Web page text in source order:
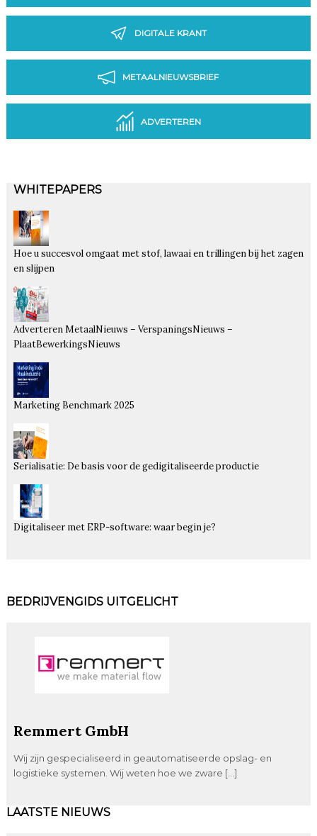
DIGITALE KRANT
METAALNIEUWSBRIEF
ADVERTEREN
WHITEPAPERS
Hoe u succesvol omgaat met stof, lawaai en trillingen bij het zagen
en slijpen
Adverteren MetaalNieuws – VerspaningsNieuws –
PlaatBewerkingsNieuws
Marketing Benchmark 2025
Serialisatie: De basis voor de gedigitaliseerde productie
Digitaliseer met ERP-software: waar begin je?
BEDRIJVENGIDS UITGELICHT
Remmert GmbH
Wij zijn gespecialiseerd in geautomatiseerde opslag- en
logistieke systemen. Wij weten hoe we zware […]
LAATSTE NIEUWS